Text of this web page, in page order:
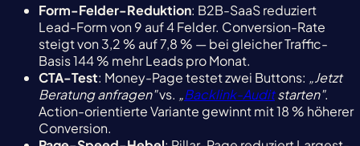
Form-Felder-Reduktion: B2B-SaaS reduziert
Lead-Form von 9 auf 4 Felder. Conversion-Rate
steigt von 3,2 % auf 7,8 % — bei gleicher Traffic-
Basis 144 % mehr Leads pro Monat.
CTA-Test: Money-Page testet zwei Buttons: „Jetzt
Beratung anfragen"vs. „Backlink-Auditstarten".
Action-orientierte Variante gewinnt mit 18 % höherer
Conversion.